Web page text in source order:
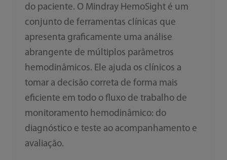
do paciente. O Mindray HemoSight é um
conjunto de ferramentas clínicas que
apresenta graficamente uma análise
abrangente de múltiplos parâmetros
hemodinâmicos. Ele ajuda os clínicos a
tomar a decisão correta de forma mais
eficiente em todo o fluxo de trabalho de
monitoramento hemodinâmico: do
diagnóstico e teste ao acompanhamento e
avaliação.